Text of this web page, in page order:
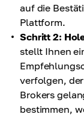
auf die
Plattform.
Schritt 2:
stellt Ihnen
verfolgen,
Brokers
bestimmen,